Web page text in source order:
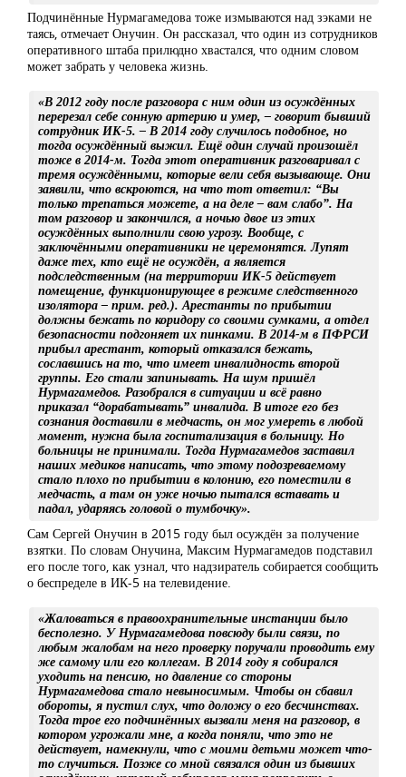
Подчинённые Нурмагамедова тоже измываются над зэками не
таясь, отмечает Онучин. Он рассказал, что один из сотрудников
оперативного штаба прилюдно хвастался, что одним словом
может забрать у человека жизнь.
«В 2012 году после разговора с ним один из осуждённых
перерезал себе сонную артерию и умер, – говорит бывший
сотрудник ИК-5. – В 2014 году случилось подобное, но
тогда осуждённый выжил. Ещё один случай произошёл
тоже в 2014-м. Тогда этот оперативник разговаривал с
тремя осуждёнными, которые вели себя вызывающе. Они
заявили, что вскроются, на что тот ответил: “Вы
только трепаться можете, а на деле – вам слабо”. На
том разговор и закончился, а ночью двое из этих
осуждённых выполнили свою угрозу. Вообще, с
заключёнными оперативники не церемонятся. Лупят
даже тех, кто ещё не осуждён, а является
подследственным (на территории ИК-5 действует
помещение, функционирующее в режиме следственного
изолятора – прим. ред.). Арестанты по прибытии
должны бежать по коридору со своими сумками, а отдел
безопасности подгоняет их пинками. В 2014-м в ПФРСИ
прибыл арестант, который отказался бежать,
сославшись на то, что имеет инвалидность второй
группы. Его стали запинывать. На шум пришёл
Нурмагамедов. Разобрался в ситуации и всё равно
приказал “дорабатывать” инвалида. В итоге его без
сознания доставили в медчасть, он мог умереть в любой
момент, нужна была госпитализация в больницу. Но
больницы не принимали. Тогда Нурмагамедов заставил
наших медиков написать, что этому подозреваемому
стало плохо по прибытии в колонию, его поместили в
медчасть, а там он уже ночью пытался вставать и
падал, ударяясь головой о тумбочку».
Сам Сергей Онучин в 2015 году был осуждён за получение
взятки. По словам Онучина, Максим Нурмагамедов подставил
его после того, как узнал, что надзиратель собирается сообщить
о беспределе в ИК-5 на телевидение.
«Жаловаться в правоохранительные инстанции было
бесполезно. У Нурмагамедова повсюду были связи, по
любым жалобам на него проверку поручали проводить ему
же самому или его коллегам. В 2014 году я собирался
уходить на пенсию, но давление со стороны
Нурмагамедова стало невыносимым. Чтобы он сбавил
обороты, я пустил слух, что доложу о его бесчинствах.
Тогда трое его подчинённых вызвали меня на разговор, в
котором угрожали мне, а когда поняли, что это не
действует, намекнули, что с моими детьми может что-
то случиться. Позже со мной связался один из бывших